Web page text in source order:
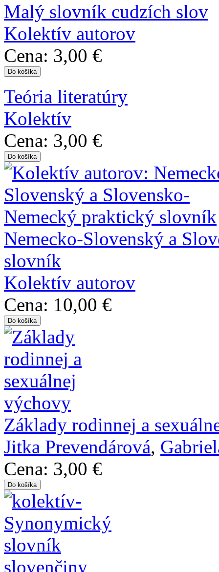
Malý slovník cudzích slov
Kolektív autorov
Cena: 3,00 €
Teória literatúry
Kolektív
Cena: 3,00 €
Nemecko-Slovenský a
slovník
Kolektív autorov
Cena: 10,00 €
Základy rodinnej a
Jitka Prevendárová,
Cena: 3,00 €